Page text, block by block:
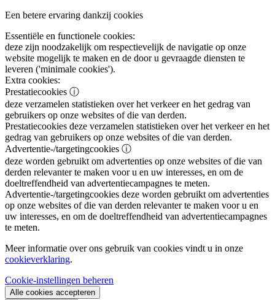
Een betere ervaring dankzij cookies
Essentiële en functionele cookies:
deze zijn noodzakelijk om respectievelijk de navigatie op onze
website mogelijk te maken en de door u gevraagde diensten te
leveren ('minimale cookies').
Extra cookies:
Prestatiecookies ⓘ
deze verzamelen statistieken over het verkeer en het gedrag van
gebruikers op onze websites of die van derden.
Prestatiecookies deze verzamelen statistieken over het verkeer en het
gedrag van gebruikers op onze websites of die van derden.
Advertentie-/targetingcookies ⓘ
deze worden gebruikt om advertenties op onze websites of die van
derden relevanter te maken voor u en uw interesses, en om de
doeltreffendheid van advertentiecampagnes te meten.
Advertentie-/targetingcookies deze worden gebruikt om advertenties
op onze websites of die van derden relevanter te maken voor u en
uw interesses, en om de doeltreffendheid van advertentiecampagnes
te meten.
Meer informatie over ons gebruik van cookies vindt u in onze
cookieverklaring.
Cookie-instellingen beheren
Alle cookies accepteren